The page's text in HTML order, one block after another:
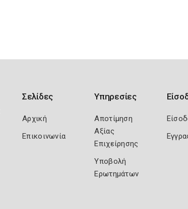
Σελίδες
Αρχική
Επικοινωνία
Υπηρεσίες
Αποτίμηση
Αξίας
Επιχείρησης
Υποβολή
Ερωτημάτων